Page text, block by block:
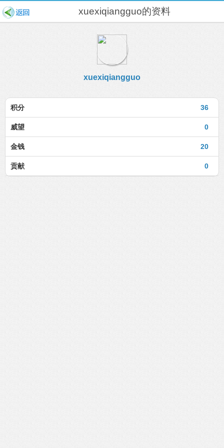
xuexiqiangguo的资料
xuexiqiangguo
36
积分
0
威望
20
金钱
0
贡献